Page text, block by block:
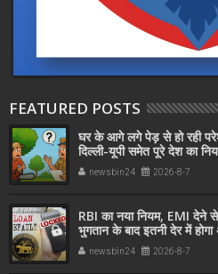
FEATURED POSTS
घर के आगे लगे पेड़ से हो रही
दिल्‍ली-यूपी समेत पूरे देश का
newsbin24 2026-8-7
RBI का नया नियम, EMI देने
भुगतान के बाद इतनी देर में
newsbin24 2026-8-7